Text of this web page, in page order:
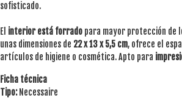
sofisticado.
El interior está forradopara mayor protección de
unas dimensiones de 22 x 13 x 5,5 cm, ofrece el
artículos de higiene o cosmética. Apto para
Ficha técnica
Tipo:Necessaire